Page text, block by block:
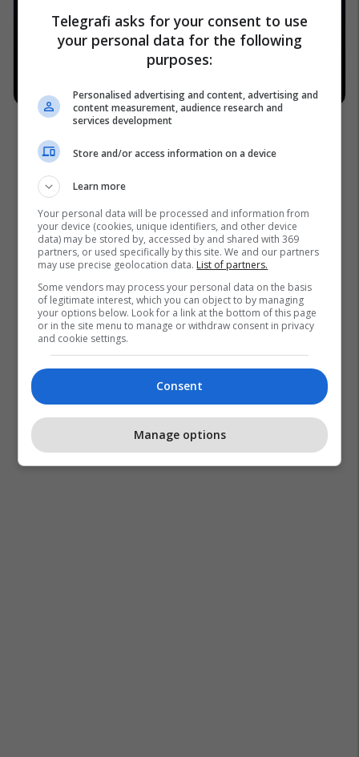
Telegrafi asks for your consent to use
your personal data for the following
purposes:
Personalised advertising and content, advertising and
content measurement, audience research and
services development
Store and/or access information on a device
Learn more
Your personal data will be processed and information from
your device (cookies, unique identifiers, and other device
data) may be stored by, accessed by and shared with 369
partners, or used specifically by this site. We and our partners
may use precise geolocation data. List of partners.
Some vendors may process your personal data on the basis
of legitimate interest, which you can object to by managing
your options below. Look for a link at the bottom of this page
or in the site menu to manage or withdraw consent in privacy
and cookie settings.
Consent
Manage options